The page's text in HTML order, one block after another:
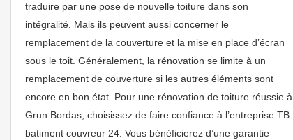
traduire par une pose de nouvelle toiture dans son
intégralité. Mais ils peuvent aussi concerner le
remplacement de la couverture et la mise en place d’écran
sous le toit. Généralement, la rénovation se limite à un
remplacement de couverture si les autres éléments sont
encore en bon état. Pour une rénovation de toiture réussie à
Grun Bordas, choisissez de faire confiance à l’entreprise TB
batiment couvreur 24. Vous bénéficierez d’une garantie